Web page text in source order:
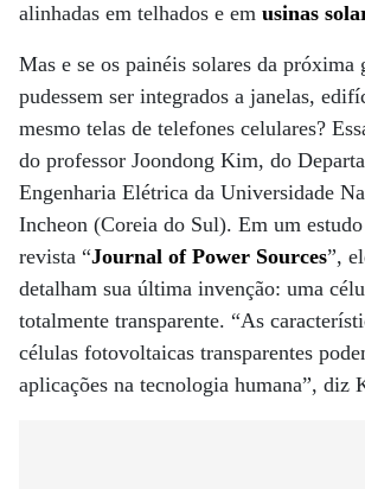
alinhadas em telhados e em usinas
Mas e se os painéis solares da próxima
pudessem ser integrados a janelas,
mesmo telas de telefones celulares?
do professor Joondong Kim, do
Engenharia Elétrica da Universidade
Incheon (Coreia do Sul). Em um
revista “Journal of Power Sources”,
detalham sua última invenção: uma
totalmente transparente. “As
células fotovoltaicas transparentes
aplicações na tecnologia humana”, diz